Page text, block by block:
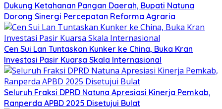
Dukung Ketahanan Pangan Daerah, Bupati Natuna
Dorong Sinergi Percepatan Reforma Agraria
Cen Sui Lan Tuntaskan Kunker ke China, Buka Kran
Investasi Pasir Kuarsa Skala Internasional
Seluruh Fraksi DPRD Natuna Apresiasi Kinerja Pemkab,
Ranperda APBD 2025 Disetujui Bulat